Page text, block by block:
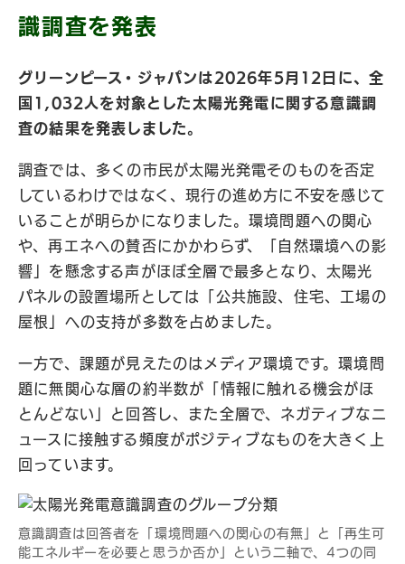
識調査を発表
グリーンピース・ジャパンは2026年5月12日に、全
国1,032人を対象とした太陽光発電に関する意識調
査の結果を発表しました。
調査では、多くの市民が太陽光発電そのものを否定
しているわけではなく、現行の進め方に不安を感じて
いることが明らかになりました。環境問題への関心
や、再エネへの賛否にかかわらず、「自然環境への影
響」を懸念する声がほぼ全層で最多となり、太陽光
パネルの設置場所としては「公共施設、住宅、工場の
屋根」への支持が多数を占めました。
一方で、課題が見えたのはメディア環境です。環境問
題に無関心な層の約半数が「情報に触れる機会がほ
とんどない」と回答し、また全層で、ネガティブなニ
ュースに接触する頻度がポジティブなものを大きく上
回っています。
意識調査は回答者を「環境問題への関心の有無」と「再生可
能エネルギーを必要と思うか否か」という二軸で、4つの同